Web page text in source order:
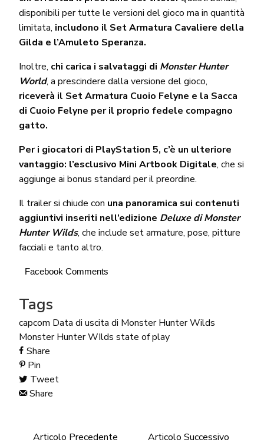
disponibili per tutte le versioni del gioco ma in quantità
limitata, includono il Set Armatura Cavaliere della
Gilda e l’Amuleto Speranza.
Inoltre, chi carica i salvataggi di Monster Hunter
World, a prescindere dalla versione del gioco,
riceverà il Set Armatura Cuoio Felyne e la Sacca
di Cuoio Felyne per il proprio fedele compagno
gatto.
Per i giocatori di PlayStation 5, c’è un ulteriore
vantaggio: l’esclusivo Mini Artbook Digitale, che si
aggiunge ai bonus standard per il preordine.
Il trailer si chiude con una panoramica sui contenuti
aggiuntivi inseriti nell’edizione Deluxe di Monster
Hunter Wilds, che include set armature, pose, pitture
facciali e tanto altro.
Facebook Comments
Tags
capcom Data di uscita di Monster Hunter Wilds
Monster Hunter WIlds state of play
Share
Pin
Tweet
Share
Articolo Precedente
Articolo Successivo